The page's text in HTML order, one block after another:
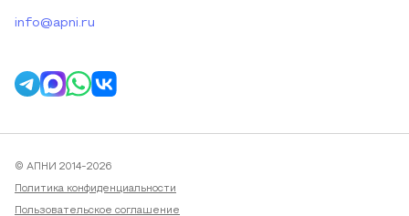
info@apni.ru
© АПНИ 2014-2026
Политика конфиденциальности
Пользовательское соглашение